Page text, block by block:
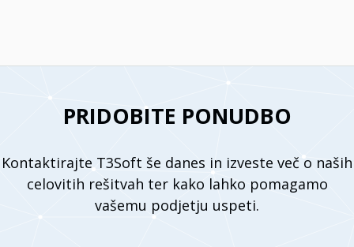
PRIDOBITE PONUDBO
Kontaktirajte T3Soft še danes in izveste več o naših
celovitih rešitvah ter kako lahko pomagamo
vašemu podjetju uspeti.